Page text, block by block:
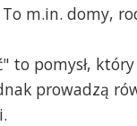
m.in. domy,
to pomysł,
prowadzą